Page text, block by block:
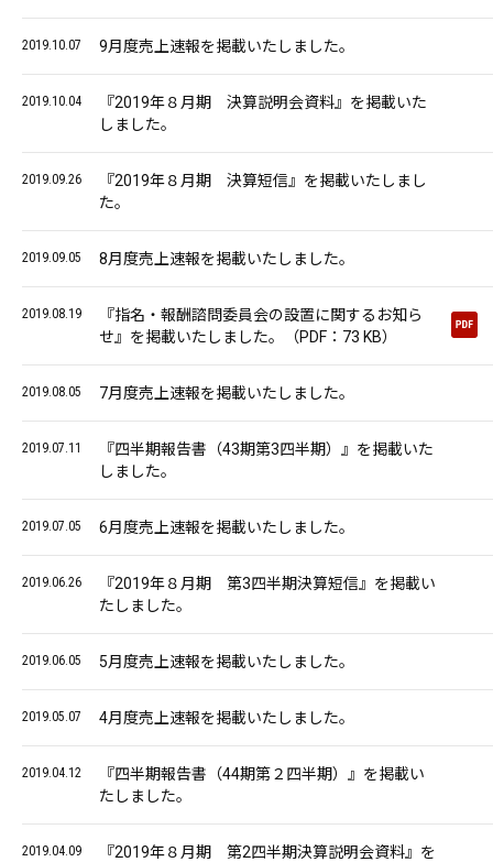
2019.10.07 9月度売上速報を掲載いたしました。
2019.10.04
『2019年８月期 決算説明会資料』を掲載いた
しました。
2019.09.26
『2019年８月期 決算短信』を掲載いたしまし
た。
2019.09.05 8月度売上速報を掲載いたしました。
2019.08.19
『指名・報酬諮問委員会の設置に関するお知ら
せ』を掲載いたしました。（PDF：73 KB）
2019.08.05 7月度売上速報を掲載いたしました。
2019.07.11
『四半期報告書（43期第3四半期）』を掲載いた
しました。
2019.07.05 6月度売上速報を掲載いたしました。
2019.06.26
『2019年８月期 第3四半期決算短信』を掲載い
たしました。
2019.06.05 5月度売上速報を掲載いたしました。
2019.05.07 4月度売上速報を掲載いたしました。
2019.04.12
『四半期報告書（44期第２四半期）』を掲載い
たしました。
2019.04.09
『2019年８月期 第2四半期決算説明会資料』を